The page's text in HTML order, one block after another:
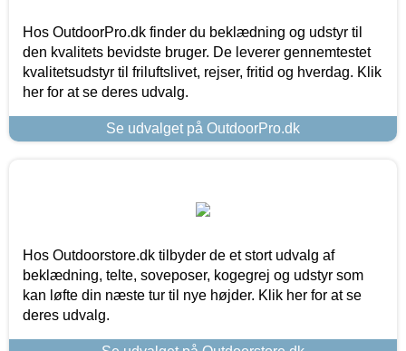
Hos OutdoorPro.dk finder du beklædning og udstyr til
den kvalitets bevidste bruger. De leverer gennemtestet
kvalitetsudstyr til friluftslivet, rejser, fritid og hverdag. Klik
her for at se deres udvalg.
Se udvalget på OutdoorPro.dk
Hos Outdoorstore.dk tilbyder de et stort udvalg af
beklædning, telte, soveposer, kogegrej og udstyr som
kan løfte din næste tur til nye højder. Klik her for at se
deres udvalg.